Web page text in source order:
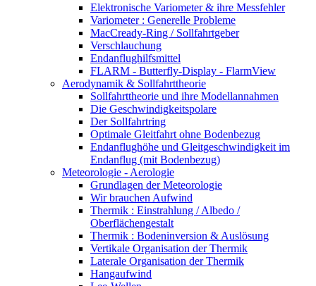
Elektronische Variometer & ihre Messfehler
Variometer : Generelle Probleme
MacCready-Ring / Sollfahrtgeber
Verschlauchung
Endanflughilfsmittel
FLARM - Butterfly-Display - FlarmView
Aerodynamik & Sollfahrttheorie
Sollfahrttheorie und ihre Modellannahmen
Die Geschwindigkeitspolare
Der Sollfahrtring
Optimale Gleitfahrt ohne Bodenbezug
Endanflughöhe und Gleitgeschwindigkeit im
Endanflug (mit Bodenbezug)
Meteorologie - Aerologie
Grundlagen der Meteorologie
Wir brauchen Aufwind
Thermik : Einstrahlung / Albedo /
Oberflächengestalt
Thermik : Bodeninversion & Auslösung
Vertikale Organisation der Thermik
Laterale Organisation der Thermik
Hangaufwind